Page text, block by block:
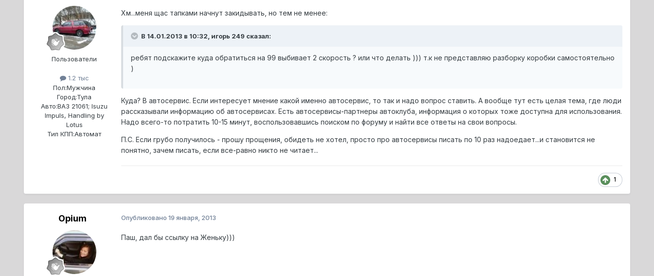
Пользователи
1.2 тыс
Пол:Мужчина
Город:Тула
Авто:ВАЗ 21061; Isuzu
Impuls, Handling by
Lotus
Тип КПП:Автомат
Хм...меня щас тапками начнут закидывать, но тем не менее:
В 14.01.2013 в 10:32, игорь 249 сказал:
ребят подскажите куда обратиться на 99 выбивает 2 скорость ? или что делать ))) т.к не представляю разборку коробки самостоятельно
)
Куда? В автосервис. Если интересует мнение какой именно автосервис, то так и надо вопрос ставить. А вообще тут есть целая тема, где люди
рассказывали информацию об автосервисах. Есть автосервисы-партнеры автоклуба, информация о которых тоже доступна для использования.
Надо всего-то потратить 10-15 минут, воспользовавшись поиском по форуму и найти все ответы на свои вопросы.
П.С. Если грубо получилось - прошу прощения, обидеть не хотел, просто про автосервисы писать по 10 раз надоедает...и становится не
понятно, зачем писать, если все-равно никто не читает...
1
Opium Опубликовано 19 января, 2013
Паш, дал бы ссылку на Женьку)))